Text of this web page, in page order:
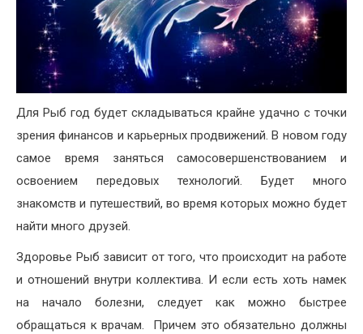
Для Рыб год будет складываться крайне удачно с точки
зрения финансов и карьерных продвижений. В новом году
самое время заняться самосовершенствованием и
освоением передовых технологий. Будет много
знакомств и путешествий, во время которых можно будет
найти много друзей.
Здоровье Рыб зависит от того, что происходит на работе
и отношений внутри коллектива. И если есть хоть намек
на начало болезни, следует как можно быстрее
обращаться к врачам. Причем это обязательно должны